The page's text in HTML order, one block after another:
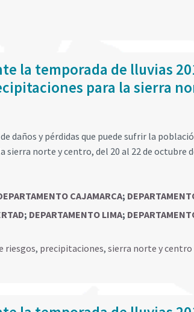
la temporada de lluvias
para la sierra
daños y pérdidas que puede sufrir la
norte y centro, del 20 al 22 de octubre
CAJAMARCA;
; DEPARTAMENTO LIMA;
riesgos, precipitaciones, sierra norte y centro